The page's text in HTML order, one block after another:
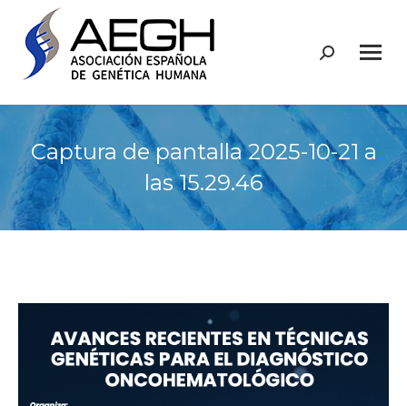
Buscar:
Captura de pantalla 2025-10-21 a
las 15.29.46